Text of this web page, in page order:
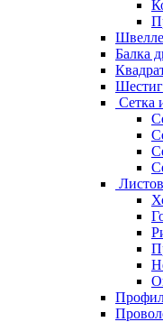
Балка
Сетка